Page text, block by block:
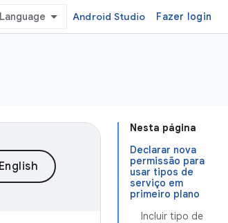
Android Studio Fazer login
Nesta página
Declarar nova
permissão para
usar tipos de
serviço em
primeiro plano
Incluir tipo de